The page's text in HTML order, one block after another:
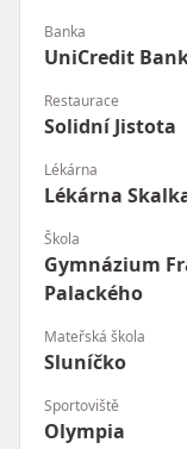
Banka
UniCredit
Restaurace
Solidní Jistota
Lékárna
Lékárna
Škola
Gymnázium
Palackého
Mateřská škola
Sluníčko
Sportoviště
Olympia